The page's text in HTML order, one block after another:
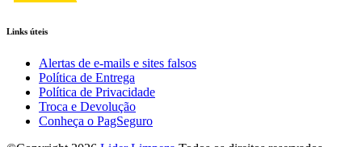
Links úteis
Alertas de e-mails e sites falsos
Política de Entrega
Política de Privacidade
Troca e Devolução
Conheça o PagSeguro